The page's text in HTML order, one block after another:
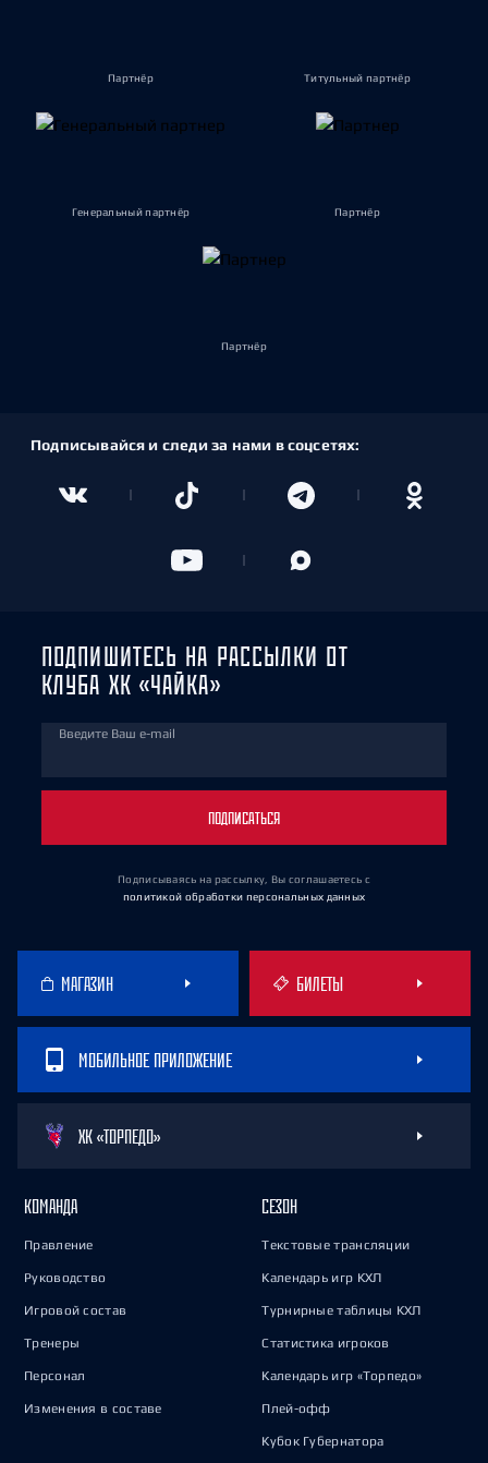
Партнёр Титульный партнёр
Генеральный партнёр Партнёр
Партнёр
Подписывайся и следи за нами в соцсетях:
ПОДПИШИТЕСЬ НА РАССЫЛКИ ОТ
КЛУБА ХК «ЧАЙКА»
Введите Ваш e-mail
ПОДПИСАТЬСЯ
Подписываясь на рассылку, Вы соглашаетесь с
политикой обработки персональных данных
МАГАЗИН БИЛЕТЫ
МОБИЛЬНОЕ ПРИЛОЖЕНИЕ
ХК «ТОРПЕДО»
КОМАНДА
Правление
Руководство
Игровой состав
Тренеры
Персонал
Изменения в составе
СЕЗОН
Текстовые трансляции
Календарь игр КХЛ
Турнирные таблицы КХЛ
Статистика игроков
Календарь игр «Торпедо»
Плей-офф
Кубок Губернатора